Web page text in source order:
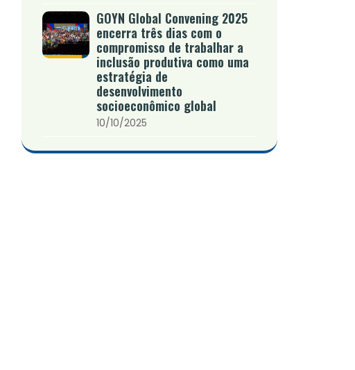
GOYN Global Convening 2025
encerra três dias com o
compromisso de trabalhar a
inclusão produtiva como uma
estratégia de
desenvolvimento
socioeconômico global
10/10/2025